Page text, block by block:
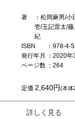
著
：松岡麻男/
壱/玉記雷太/
紀
ISBN
：978-4-
発行年月
：2020年
ページ数 ：264
定価2,640円(本体
詳しく見る